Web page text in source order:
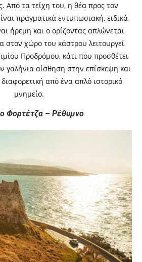
Από τα τείχη του, η θέα προς τον
πραγματικά εντυπωσιακή, ειδικά
ήρεμη και ο ορίζοντας απλώνεται
στον χώρο του κάστρου λειτουργεί
Προδρόμου, κάτι που προσθέτει
γαλήνια αίσθηση στην επίσκεψη και
διαφορετική από ένα απλό ιστορικό
μνημείο.
Φορτέτζα – Ρέθυμνο